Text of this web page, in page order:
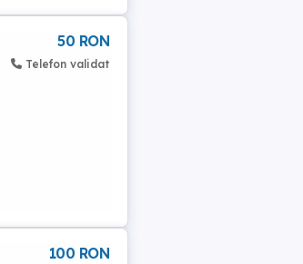
50 RON
Telefon validat
100 RON